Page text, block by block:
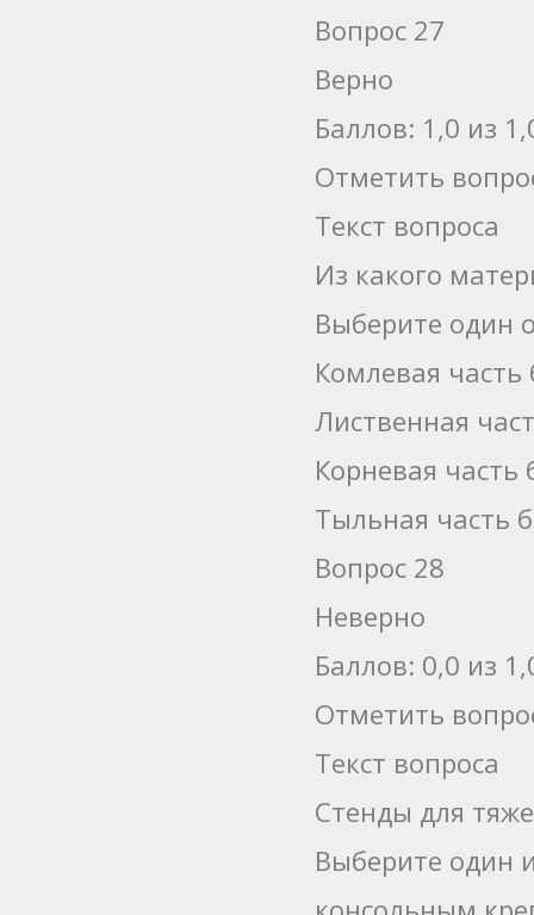
Вопрос 27
Верно
Баллов: 1,0 из
Отметить
Текст вопроса
Из какого
Выберите один
Комлевая часть
Лиственная
Корневая часть
Тыльная часть
Вопрос 28
Неверно
Баллов: 0,0 из
Отметить
Текст вопроса
Стенды для
Выберите один